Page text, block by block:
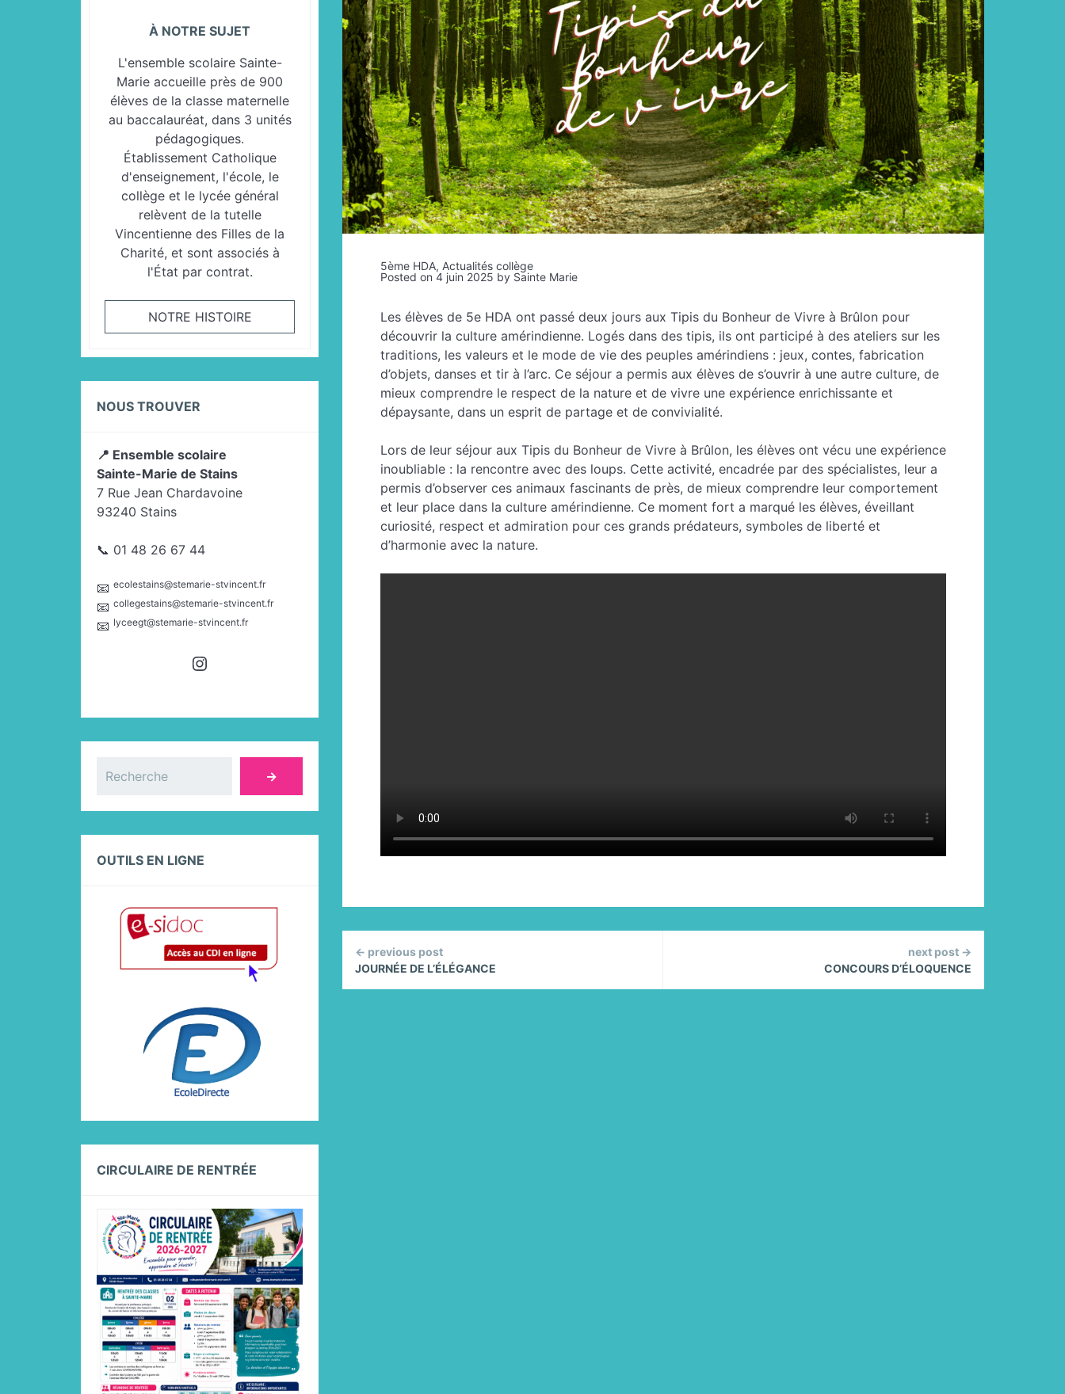
5ème HDA, Actualités collège
Posted on 4 juin 2025 by Sainte Marie
Les élèves de 5e HDA ont passé deux jours aux Tipis du Bonheur de Vivre à Brûlon pour
découvrir la culture amérindienne. Logés dans des tipis, ils ont participé à des ateliers sur les
traditions, les valeurs et le mode de vie des peuples amérindiens : jeux, contes, fabrication
d’objets, danses et tir à l’arc. Ce séjour a permis aux élèves de s’ouvrir à une autre culture, de
mieux comprendre le respect de la nature et de vivre une expérience enrichissante et
dépaysante, dans un esprit de partage et de convivialité.
Lors de leur séjour aux Tipis du Bonheur de Vivre à Brûlon, les élèves ont vécu une expérience
inoubliable : la rencontre avec des loups. Cette activité, encadrée par des spécialistes, leur a
permis d’observer ces animaux fascinants de près, de mieux comprendre leur comportement
et leur place dans la culture amérindienne. Ce moment fort a marqué les élèves, éveillant
curiosité, respect et admiration pour ces grands prédateurs, symboles de liberté et
d’harmonie avec la nature.
Continue
Reading
← previous post
JOURNÉE DE L’ÉLÉGANCE
next post →
CONCOURS D’ÉLOQUENCE
À NOTRE SUJET
L'ensemble scolaire Sainte-
Marie accueille près de 900
élèves de la classe maternelle
au baccalauréat, dans 3 unités
pédagogiques.
Établissement Catholique
d'enseignement, l'école, le
collège et le lycée général
relèvent de la tutelle
Vincentienne des Filles de la
Charité, et sont associés à
l'État par contrat.
NOTRE HISTOIRE
NOUS TROUVER
📍 Ensemble scolaire
Sainte-Marie de Stains
7 Rue Jean Chardavoine
93240 Stains
📞 01 48 26 67 44
📧 ecolestains@stemarie-stvincent.fr
📧 collegestains@stemarie-stvincent.fr
📧 lyceegt@stemarie-stvincent.fr
Instagram
→
OUTILS EN LIGNE
CIRCULAIRE DE RENTRÉE